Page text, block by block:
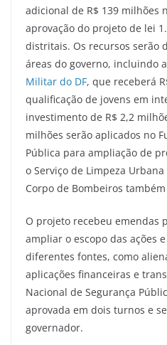
adicional de R$ 139 milhões
aprovação do projeto de lei
distritais. Os recursos serão
áreas do governo, incluindo
Militar do DF, que receberá
qualificação de jovens em
investimento de R$ 2,2
milhões serão aplicados no
Pública para ampliação de
o Serviço de Limpeza
Corpo de Bombeiros
O projeto recebeu emendas
ampliar o escopo das ações
diferentes fontes, como
aplicações financeiras e
Nacional de Segurança
aprovada em dois turnos e
governador.